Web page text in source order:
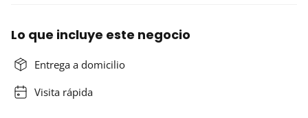
Lo que incluye este negocio
Entrega a domicilio
Visita rápida